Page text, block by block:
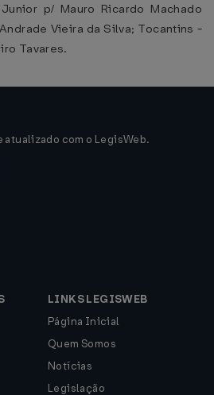
p/ Mauro Ricardo Machado
Vieira da Silva; Tocantins -
Tavares.
com o LegisWeb.
LINKS LEGISWEB
Página Inicial
Quem Somos
Notícias
Legislação